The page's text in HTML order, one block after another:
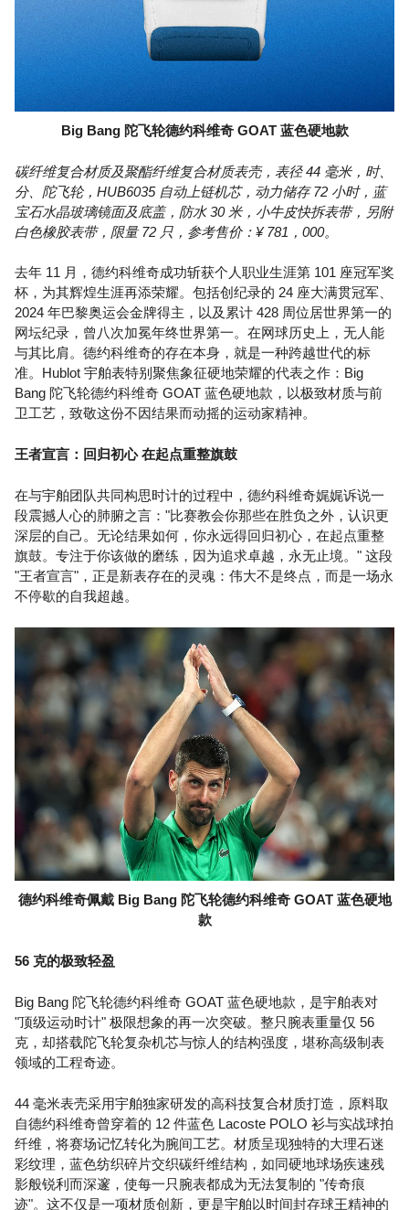
Big Bang 陀飞轮德约科维奇 GOAT 蓝色硬地款
碳纤维复合材质及聚酯纤维复合材质表壳，表径 44 毫米，时、
分、陀飞轮，HUB6035 自动上链机芯，动力储存 72 小时，蓝
宝石水晶玻璃镜面及底盖，防水 30 米，小牛皮快拆表带，另附
白色橡胶表带，限量 72 只，参考售价：¥ 781，000。
去年 11 月，德约科维奇成功斩获个人职业生涯第 101 座冠军奖
杯，为其辉煌生涯再添荣耀。包括创纪录的 24 座大满贯冠军、
2024 年巴黎奥运会金牌得主，以及累计 428 周位居世界第一的
网坛纪录，曾八次加冕年终世界第一。在网球历史上，无人能
与其比肩。德约科维奇的存在本身，就是一种跨越世代的标
准。Hublot 宇舶表特别聚焦象征硬地荣耀的代表之作：Big
Bang 陀飞轮德约科维奇 GOAT 蓝色硬地款，以极致材质与前
卫工艺，致敬这份不因结果而动摇的运动家精神。
王者宣言：回归初心 在起点重整旗鼓
在与宇舶团队共同构思时计的过程中，德约科维奇娓娓诉说一
段震撼人心的肺腑之言："比赛教会你那些在胜负之外，认识更
深层的自己。无论结果如何，你永远得回归初心，在起点重整
旗鼓。专注于你该做的磨练，因为追求卓越，永无止境。" 这段
"王者宣言"，正是新表存在的灵魂：伟大不是终点，而是一场永
不停歇的自我超越。
德约科维奇佩戴 Big Bang 陀飞轮德约科维奇 GOAT 蓝色硬地
款
56 克的极致轻盈
Big Bang 陀飞轮德约科维奇 GOAT 蓝色硬地款，是宇舶表对
"顶级运动时计" 极限想象的再一次突破。整只腕表重量仅 56
克，却搭载陀飞轮复杂机芯与惊人的结构强度，堪称高级制表
领域的工程奇迹。
44 毫米表壳采用宇舶独家研发的高科技复合材质打造，原料取
自德约科维奇曾穿着的 12 件蓝色 Lacoste POLO 衫与实战球拍
纤维，将赛场记忆转化为腕间工艺。材质呈现独特的大理石迷
彩纹理，蓝色纺织碎片交织碳纤维结构，如同硬地球场疾速残
影般锐利而深邃，使每一只腕表都成为无法复制的 "传奇痕
迹"。这不仅是一项材质创新，更是宇舶以时间封存球王精神的